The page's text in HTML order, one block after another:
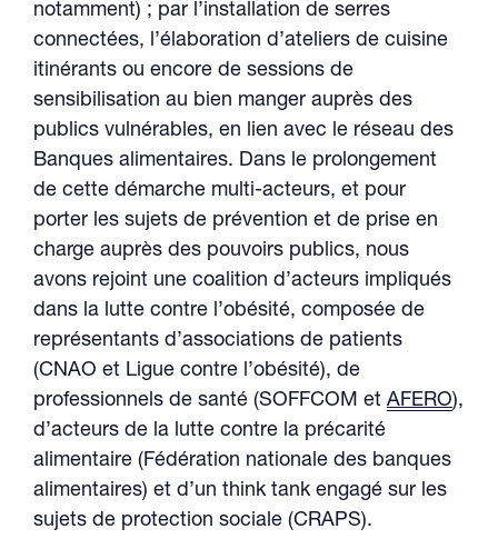
notamment) ; par l’installation de serres
connectées, l’élaboration d’ateliers de cuisine
itinérants ou encore de sessions de
sensibilisation au bien manger auprès des
publics vulnérables, en lien avec le réseau des
Banques alimentaires. Dans le prolongement
de cette démarche multi-acteurs, et pour
porter les sujets de prévention et de prise en
charge auprès des pouvoirs publics, nous
avons rejoint une coalition d’acteurs impliqués
dans la lutte contre l’obésité, composée de
représentants d’associations de patients
(CNAO et Ligue contre l’obésité), de
professionnels de santé (SOFFCOM et AFERO),
d’acteurs de la lutte contre la précarité
alimentaire (Fédération nationale des banques
alimentaires) et d’un think tank engagé sur les
sujets de protection sociale (CRAPS).